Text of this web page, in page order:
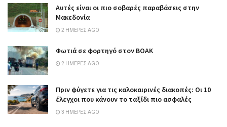
Αυτές είναι οι πιο σοβαρές παραβάσεις στην
Μακεδονία
2 ΗΜΈΡΕΣ AGO
Φωτιά σε φορτηγό στον ΒΟΑΚ
2 ΗΜΈΡΕΣ AGO
Πριν φύγετε για τις καλοκαιρινές διακοπές: Οι 10
έλεγχοι που κάνουν το ταξίδι πιο ασφαλές
3 ΗΜΈΡΕΣ AGO